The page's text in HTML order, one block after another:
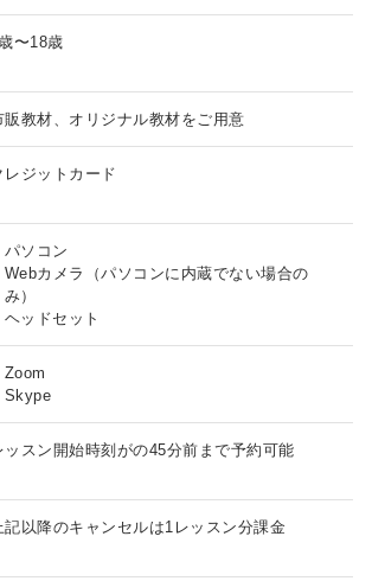
〜18歳
販教材、オリジナル教材をご用意
レジットカード
パソコン
Webカメラ（パソコンに内蔵でない場合の
み）
ヘッドセット
Zoom
Skype
ッスン開始時刻がの45分前まで予約可能
記以降のキャンセルは1レッスン分課金